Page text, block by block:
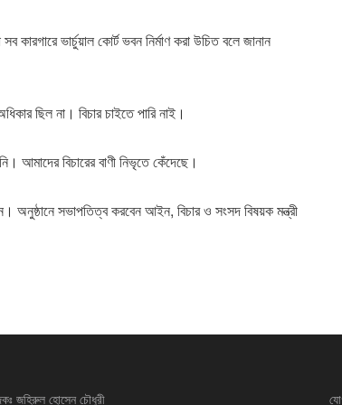
কারগারে ভার্চুয়াল কোর্ট ভবন নির্মাণ করা উচিত বলে জানান
ছিল না। বিচার চাইতে পারি নাই।
আমাদের বিচারের বাণী নিভৃতে কেঁদেছে।
অনুষ্ঠানে সভাপতিত্ব করবেন আইন, বিচার ও সংসদ বিষয়ক মন্ত্রী
জহিরুল হোসেন চৌধুরী